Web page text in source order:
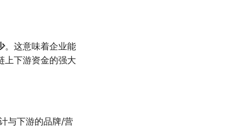
。这意味着企业能
上下游资金的强大
与下游的品牌/营